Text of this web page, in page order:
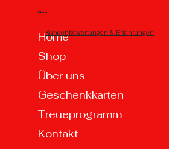
Menu
Home
Shop
Über uns
Geschenkkarten
Treueprogramm
Kontakt
Kundenbewertungen & Erfahrungen